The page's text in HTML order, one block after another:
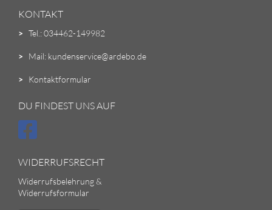
KONTAKT
> Tel.: 034462-149982
> Mail: kundenservice@ardebo.de
> Kontaktformular
DU FINDEST UNS AUF
WIDERRUFSRECHT
Widerrufsbelehrung &
Widerrufsformular